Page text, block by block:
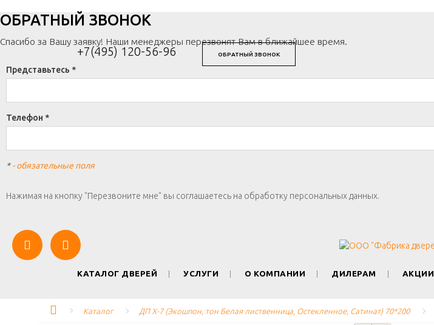
+7(495) 120-56-96 ОБРАТНЫЙ ЗВОНОК
ОБРАТНЫЙ ЗВОНОК
Спасибо за Вашу заявку! Наши менеджеры перезвонят Вам в ближайшее время.
Представьтесь *
Телефон *
*- обязательные поля
Нажимая на кнопку "Перезвоните мне" вы соглашаетесь на обработку персональных данных.
КАТАЛОГ ДВЕРЕЙ УСЛУГИ О КОМПАНИИ ДИЛЕРАМ АКЦИИ
Каталог ДП X-7 (Экошпон, тон Белая лиственница, Остекленное, Сатинат) 70*200